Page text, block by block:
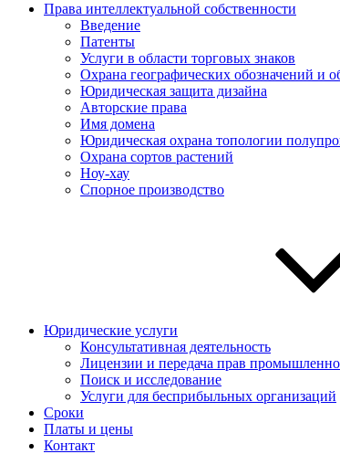
Права интеллектуальной собственности
Введение
Патенты
Услуги в области торговых знаков
Охрана географических обозначений и
Юридическая защита дизайна
Авторские права
Имя домена
Юридическая охрана топологии
Охрана сортов растений
Ноу-хау
Спорное производство
Юридические услуги
Консультативная деятельность
Лицензии и передача прав
Поиск и исследование
Услуги для беcприбыльных организаций
Сроки
Платы и цены
Контакт